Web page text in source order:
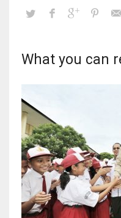
What you can